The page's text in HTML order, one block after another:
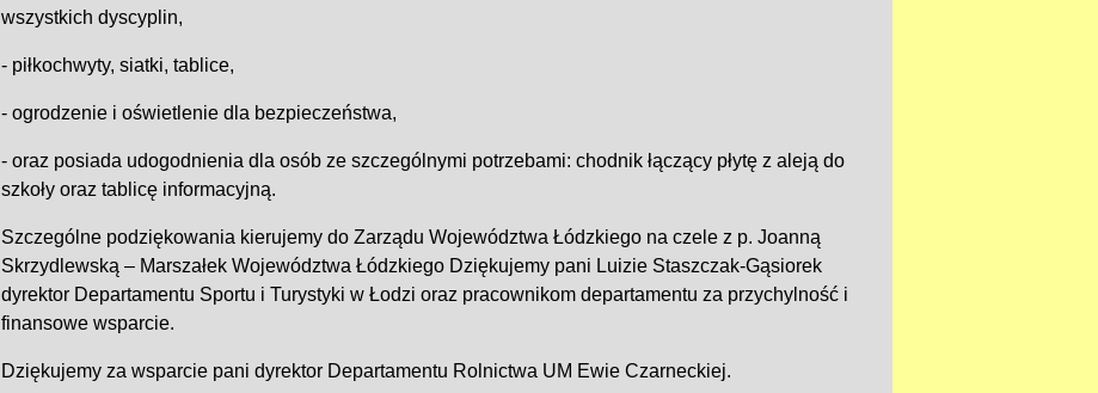
wszystkich dyscyplin,
- piłkochwyty, siatki, tablice,
- ogrodzenie i oświetlenie dla bezpieczeństwa,
- oraz posiada udogodnienia dla osób ze szczególnymi potrzebami: chodnik łączący płytę z aleją do
szkoły oraz tablicę informacyjną.
Szczególne podziękowania kierujemy do Zarządu Województwa Łódzkiego na czele z p. Joanną
Skrzydlewską – Marszałek Województwa Łódzkiego Dziękujemy pani Luizie Staszczak-Gąsiorek
dyrektor Departamentu Sportu i Turystyki w Łodzi oraz pracownikom departamentu za przychylność i
finansowe wsparcie.
Dziękujemy za wsparcie pani dyrektor Departamentu Rolnictwa UM Ewie Czarneckiej.